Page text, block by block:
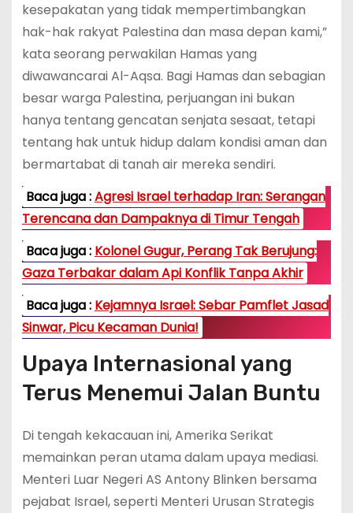
kesepakatan yang tidak mempertimbangkan
hak-hak rakyat Palestina dan masa depan kami,”
kata seorang perwakilan Hamas yang
diwawancarai Al-Aqsa. Bagi Hamas dan sebagian
besar warga Palestina, perjuangan ini bukan
hanya tentang gencatan senjata sesaat, tetapi
tentang hak untuk hidup dalam kondisi aman dan
bermartabat di tanah air mereka sendiri.
Baca juga :Agresi Israel terhadap Iran: Serangan
Terencana dan Dampaknya di Timur Tengah
Baca juga : Kolonel Gugur, Perang Tak Berujung:
Gaza Terbakar dalam Api Konflik Tanpa Akhir
Baca juga : Kejamnya Israel: Sebar Pamflet Jasad
Sinwar, Picu Kecaman Dunia!
Upaya Internasional yang
Terus Menemui Jalan Buntu
Di tengah kekacauan ini, Amerika Serikat
memainkan peran utama dalam upaya mediasi.
Menteri Luar Negeri AS Antony Blinken bersama
pejabat Israel, seperti Menteri Urusan Strategis